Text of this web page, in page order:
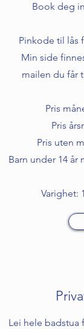
Book deg
Pinkode til lås
Min side
mailen du får
Pris
Pris
Pris uten
Barn under 14 år
Varighet:
Lei hele badstua